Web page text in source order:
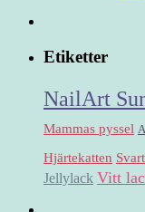
Etiketter
NailArt
Mammas pyssel
Hjärtekatten
Jellylack Vitt